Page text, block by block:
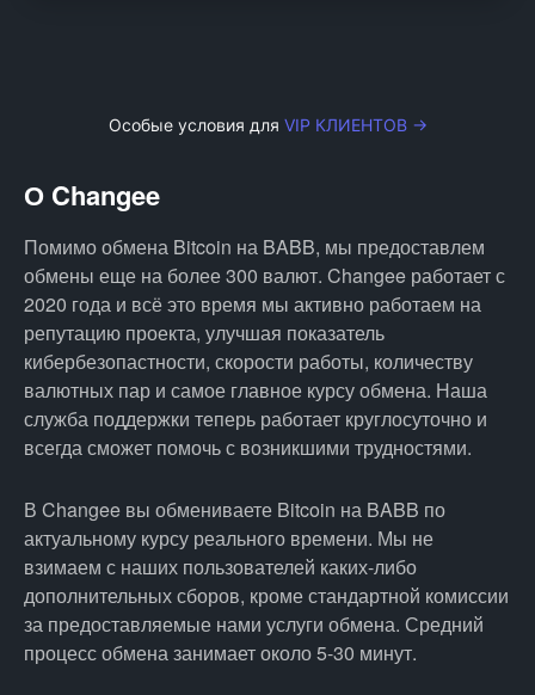
Особые условия для VIP КЛИЕНТОВ →
О Changee
Помимо обмена Bitcoin на BABB, мы предоставлем
обмены еще на более 300 валют. Changee работает с
2020 года и всё это время мы активно работаем на
репутацию проекта, улучшая показатель
кибербезопастности, скорости работы, количеству
валютных пар и самое главное курсу обмена. Наша
служба поддержки теперь работает круглосуточно и
всегда сможет помочь с возникшими трудностями.
В Changee вы обмениваете Bitcoin на BABB по
актуальному курсу реального времени. Мы не
взимаем с наших пользователей каких-либо
дополнительных сборов, кроме стандартной комиссии
за предоставляемые нами услуги обмена. Средний
процесс обмена занимает около 5-30 минут.